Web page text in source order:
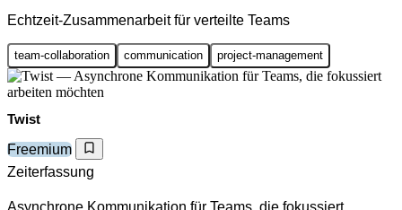
Echtzeit-Zusammenarbeit für verteilte Teams
team-collaboration communication project-management
Twist
Freemium
Zeiterfassung
Asynchrone Kommunikation für Teams, die fokussiert